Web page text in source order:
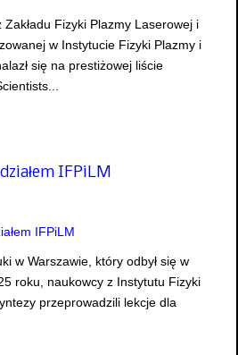
Fizyki Plazmy Laserowej i
w Instytucie Fizyki Plazmy i
się na prestiżowej liście
IFPiLM
w Warszawie, który odbył się w
roku, naukowcy z Instytutu Fizyki
przeprowadzili lekcje dla